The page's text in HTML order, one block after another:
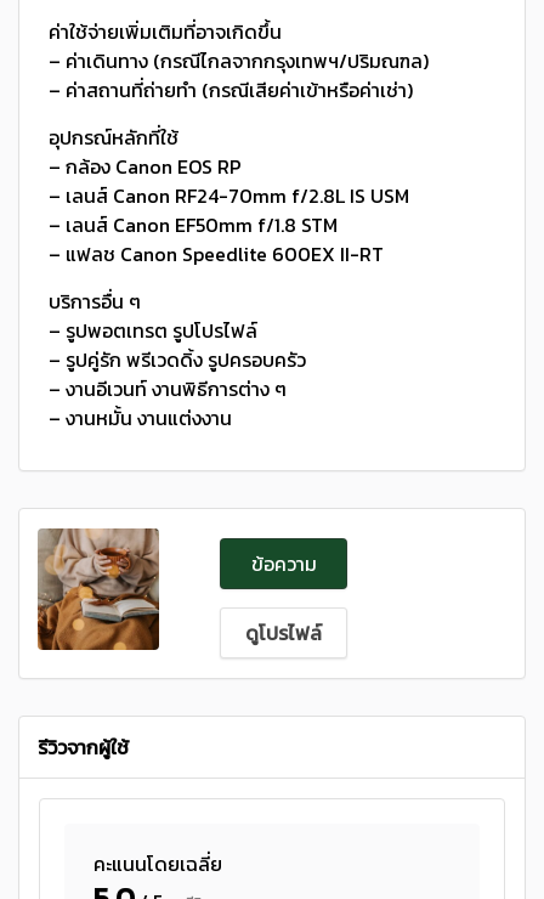
ค่าใช้จ่ายเพิ่มเติมที่อาจเกิดขึ้น
– ค่าเดินทาง (กรณีไกลจากกรุงเทพฯ/ปริมณฑล)
– ค่าสถานที่ถ่ายทำ (กรณีเสียค่าเข้าหรือค่าเช่า)
อุปกรณ์หลักที่ใช้
– กล้อง Canon EOS RP
– เลนส์ Canon RF24-70mm f/2.8L IS USM
– เลนส์ Canon EF50mm f/1.8 STM
– แฟลช Canon Speedlite 600EX II-RT
บริการอื่น ๆ
– รูปพอตเทรต รูปโปรไฟล์
– รูปคู่รัก พรีเวดดิ้ง รูปครอบครัว
– งานอีเวนท์ งานพิธีการต่าง ๆ
– งานหมั้น งานแต่งงาน
ข้อความ
ดูโปรไฟล์
รีวิวจากผู้ใช้
คะแนนโดยเฉลี่ย